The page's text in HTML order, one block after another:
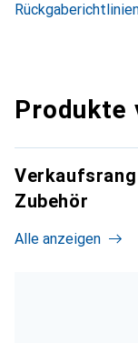
Produkte
Zubehör
Alle anzeigen